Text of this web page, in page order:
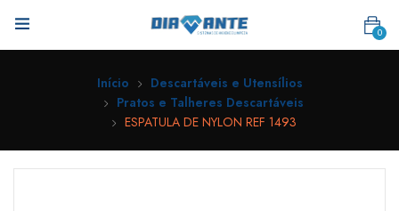
0
Início
Descartáveis e Utensílios
Pratos e Talheres Descartáveis
ESPATULA DE NYLON REF 1493